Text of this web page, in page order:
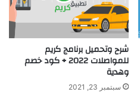
شرح وتحميل برنامج كريم
للمواصلات 2022 + كود خصم
وهدية
سبتمبر 23, 2021